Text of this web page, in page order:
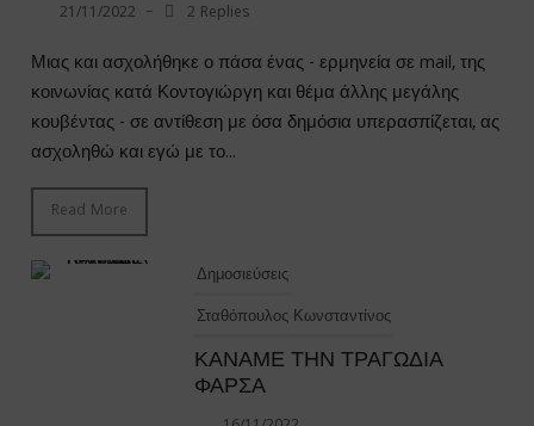
21/11/2022 – 2 Replies
Μιας και ασχολήθηκε ο πάσα ένας - ερμηνεία σε mail, της
κοινωνίας κατά Κοντογιώργη και θέμα άλλης μεγάλης
κουβέντας - σε αντίθεση με όσα δημόσια υπερασπίζεται, ας
ασχοληθώ και εγώ με το...
Read More
Δημοσιεύσεις
Σταθόπουλος Κωνσταντίνος
ΚΑΝΑΜΕ ΤΗΝ ΤΡΑΓΩΔΙΑ
ΦΑΡΣΑ